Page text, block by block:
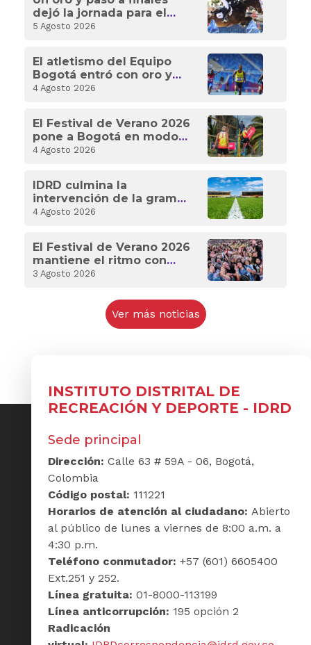
dejó la jornada para el
Equipo Bogotá en los
5 Agosto 2026
El atletismo del Equipo
Bogotá entró con oro y
plata para Colombia en
Caribe 2026
4 Agosto 2026
El Festival de Verano 2026
pone a Bogotá en modo
competencia con 18
4 Agosto 2026
IDRD culmina la
intervención de la grama
de Techo y deja listo el
4 Agosto 2026
El Festival de Verano 2026
mantiene el ritmo con
deporte internacional y
3 Agosto 2026
Ver más noticias
INSTITUTO DISTRITAL DE
RECREACIÓN Y DEPORTE - IDRD
Sede principal
Dirección: Calle 63 # 59A - 06, Bogotá,
Colombia
Código postal: 111221
Horarios de atención al ciudadano: Abierto
al público de lunes a viernes de 8:00 a.m. a
4:30 p.m.
Teléfono conmutador: +57 (601) 6605400
Ext.251 y 252.
Línea gratuita: 01-8000-113199
Línea anticorrupción: 195 opción 2
Radicación